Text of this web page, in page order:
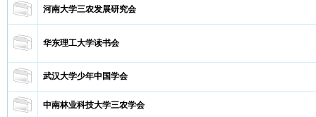
河南大学三农发展研究会
华东理工大学读书会
武汉大学少年中国学会
中南林业科技大学三农学会